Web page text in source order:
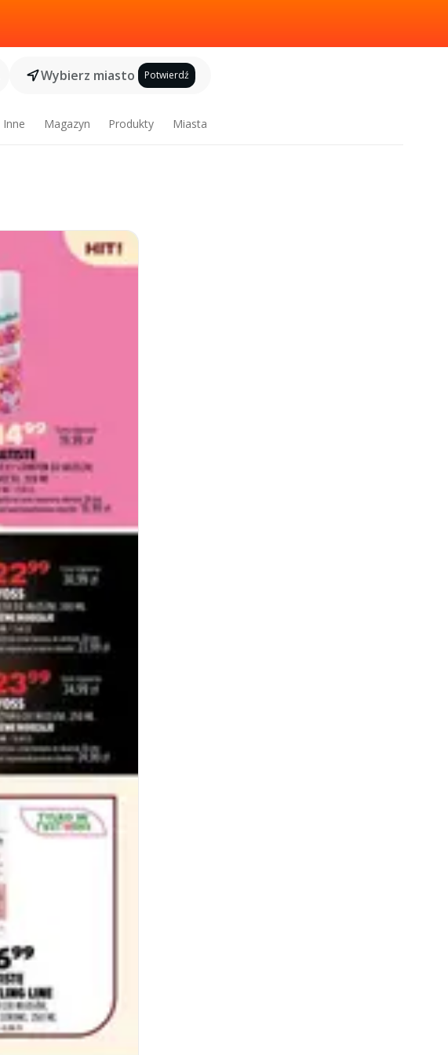
Wybierz miasto Potwierdź
Inne Magazyn Produkty Miasta